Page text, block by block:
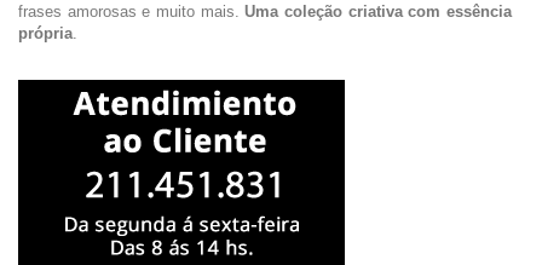
frases amorosas e muito mais.Uma coleção criativa com essência
própria